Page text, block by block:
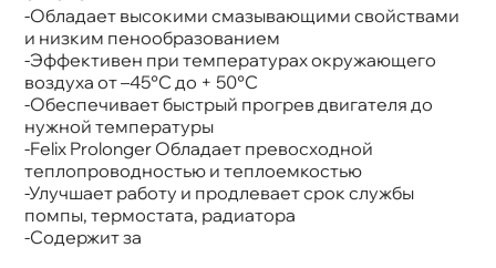
-Обладает высокими смазывающими свойствами
и низким пенообразованием
-Эффективен при температурах окружающего
оздуха от –45°С до + 50°С
-Обеспечивает быстрый прогрев двигателя до
нужной температуры
-Felix Prolonger Обладает превосходной
теплопроводностью и теплоемкостью
-Улучшает работу и продлевает срок службы
помпы, термостата, радиатора
-Содержит за